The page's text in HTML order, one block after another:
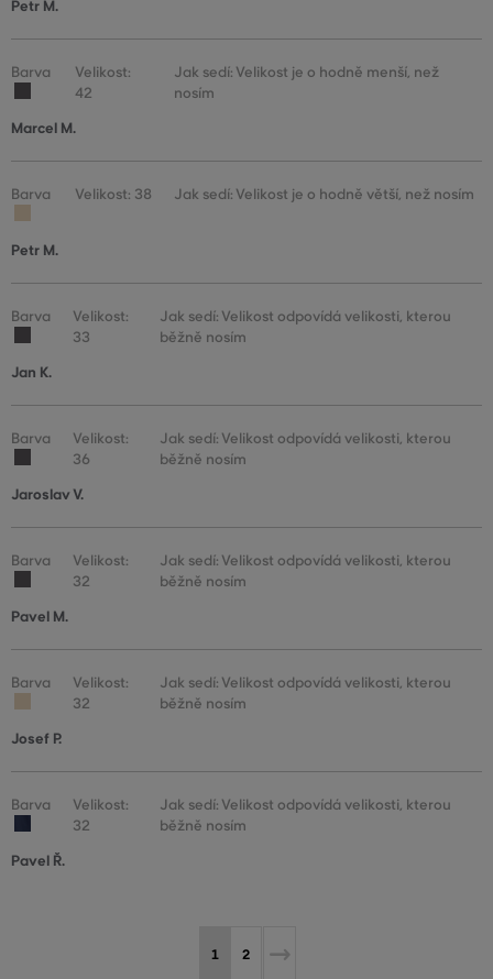
Petr M.
Barva
Velikost:
42
Jak sedí: Velikost je o hodně menší, než
nosím
Marcel M.
Barva Velikost: 38 Jak sedí: Velikost je o hodně větší, než nosím
Petr M.
Barva
Velikost:
33
Jak sedí: Velikost odpovídá velikosti, kterou
běžně nosím
Jan K.
Barva
Velikost:
36
Jak sedí: Velikost odpovídá velikosti, kterou
běžně nosím
Jaroslav V.
Barva
Velikost:
32
Jak sedí: Velikost odpovídá velikosti, kterou
běžně nosím
Pavel M.
Barva
Velikost:
32
Jak sedí: Velikost odpovídá velikosti, kterou
běžně nosím
Josef P.
Barva
Velikost:
32
Jak sedí: Velikost odpovídá velikosti, kterou
běžně nosím
Pavel Ř.
1 2